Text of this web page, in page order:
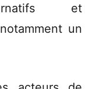
et
un